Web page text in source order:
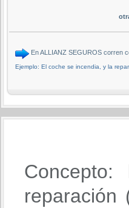
En ALLIANZ SEGUROS corren
Ejemplo: El coche se incendia, y la
reparación